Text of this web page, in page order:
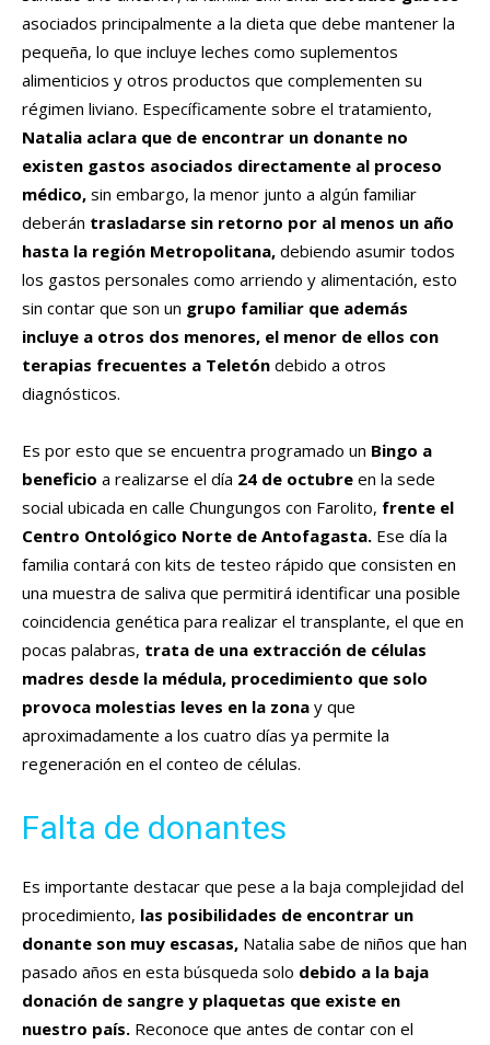
asociados principalmente a la dieta que debe mantener la
pequeña, lo que incluye leches como suplementos
alimenticios y otros productos que complementen su
régimen liviano. Específicamente sobre el tratamiento,
Natalia aclara que de encontrar un donante no
existen gastos asociados directamente al proceso
médico, sin embargo, la menor junto a algún familiar
deberán trasladarse sin retorno por al menos un año
hasta la región Metropolitana, debiendo asumir todos
los gastos personales como arriendo y alimentación, esto
sin contar que son un grupo familiar que además
incluye a otros dos menores, el menor de ellos con
terapias frecuentes a Teletón debido a otros
diagnósticos.
Es por esto que se encuentra programado un Bingo a
beneficio a realizarse el día 24 de octubre en la sede
social ubicada en calle Chungungos con Farolito, frente el
Centro Ontológico Norte de Antofagasta. Ese día la
familia contará con kits de testeo rápido que consisten en
una muestra de saliva que permitirá identificar una posible
coincidencia genética para realizar el transplante, el que en
pocas palabras, trata de una extracción de células
madres desde la médula, procedimiento que solo
provoca molestias leves en la zona y que
aproximadamente a los cuatro días ya permite la
regeneración en el conteo de células.
Falta de donantes
Es importante destacar que pese a la baja complejidad del
procedimiento, las posibilidades de encontrar un
donante son muy escasas, Natalia sabe de niños que han
pasado años en esta búsqueda solo debido a la baja
donación de sangre y plaquetas que existe en
nuestro país. Reconoce que antes de contar con el